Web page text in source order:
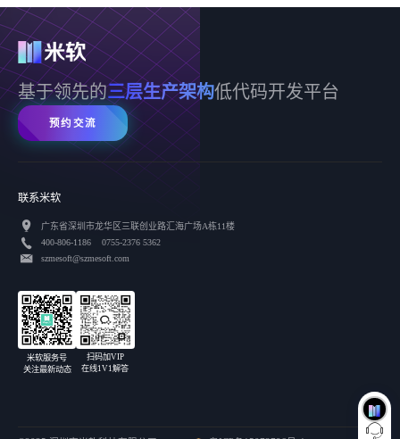
基于领先的三层生产架构低代码开发平台
预约交流
联系米软
广东省深圳市龙华区三联创业路汇海广场A栋11楼
400-806-1186 0755-2376 5362
szmesoft@szmesoft.com
米软服务号
关注最新动态
扫码加VIP
在线1V1解答